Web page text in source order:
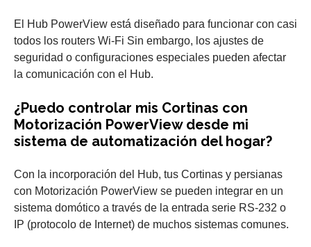
El Hub PowerView está diseñado para funcionar con casi
todos los routers Wi-Fi Sin embargo, los ajustes de
seguridad o configuraciones especiales pueden afectar
la comunicación con el Hub.
¿Puedo controlar mis Cortinas con
Motorización PowerView desde mi
sistema de automatización del hogar?
Con la incorporación del Hub, tus Cortinas y persianas
con Motorización PowerView se pueden integrar en un
sistema domótico a través de la entrada serie RS-232 o
IP (protocolo de Internet) de muchos sistemas comunes.